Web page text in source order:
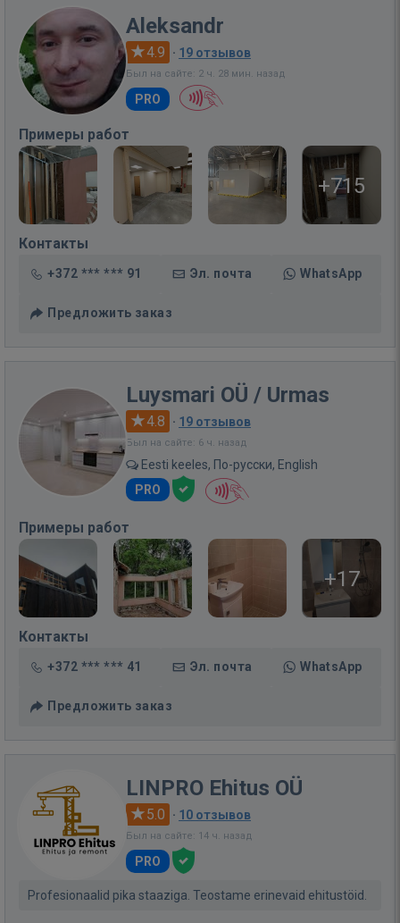
Aleksandr
4.9 · 19 отзывов
Был на сайте: 2 ч. 28 мин. назад
PRO
Примеры работ
+715
Контакты
+372 *** *** 91 Эл. почта WhatsApp
Предложить заказ
Luysmari OÜ / Urmas
4.8 · 19 отзывов
Был на сайте: 6 ч. назад
Eesti keeles, По-русски, English
PRO
Примеры работ
+17
Контакты
+372 *** *** 41 Эл. почта WhatsApp
Предложить заказ
LINPRO Ehitus OÜ
5.0 · 10 отзывов
Был на сайте: 14 ч. назад
PRO
Profesionaalid pika staaziga. Teostame erinevaid ehitustöid.